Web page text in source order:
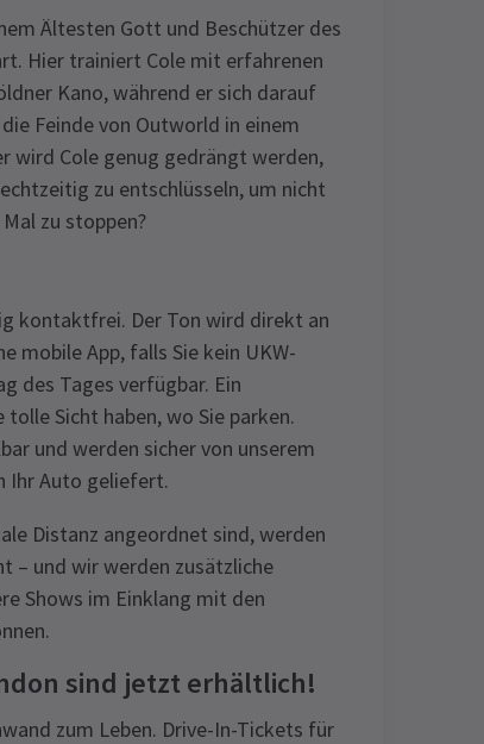
Ältesten Gott und Beschützer des
Hier trainiert Cole mit erfahrenen
Kano, während er sich darauf
Feinde von Outworld in einem
wird Cole genug gedrängt werden,
zu entschlüsseln, um nicht
zu stoppen?
kontaktfrei. Der Ton wird direkt an
mobile App, falls Sie kein UKW-
des Tages verfügbar. Ein
Sicht haben, wo Sie parken.
und werden sicher von unserem
Ihr Auto geliefert.
Distanz angeordnet sind, werden
– und wir werden zusätzliche
Shows im Einklang mit den
sind jetzt erhältlich!
zum Leben. Drive-In-Tickets für